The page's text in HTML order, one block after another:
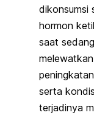
dikonsumsi
hormon
saat sedang
serta
terjadinya